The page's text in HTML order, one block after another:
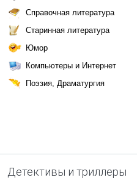
Справочная литература
Старинная литература
Юмор
Компьютеры и Интернет
Поэзия, Драматургия
Детективы и триллеры